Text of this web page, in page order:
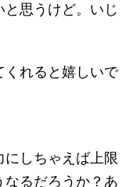
と思うけど。いじ
くれると嬉しいで
しちゃえば上限
るだろうか？あ